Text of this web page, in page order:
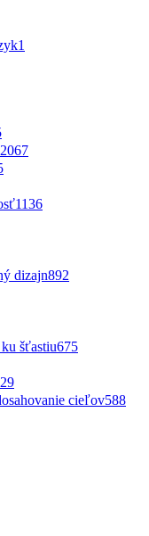
1
2067
1136
dizajn892
ku šťastiu675
cieľov588